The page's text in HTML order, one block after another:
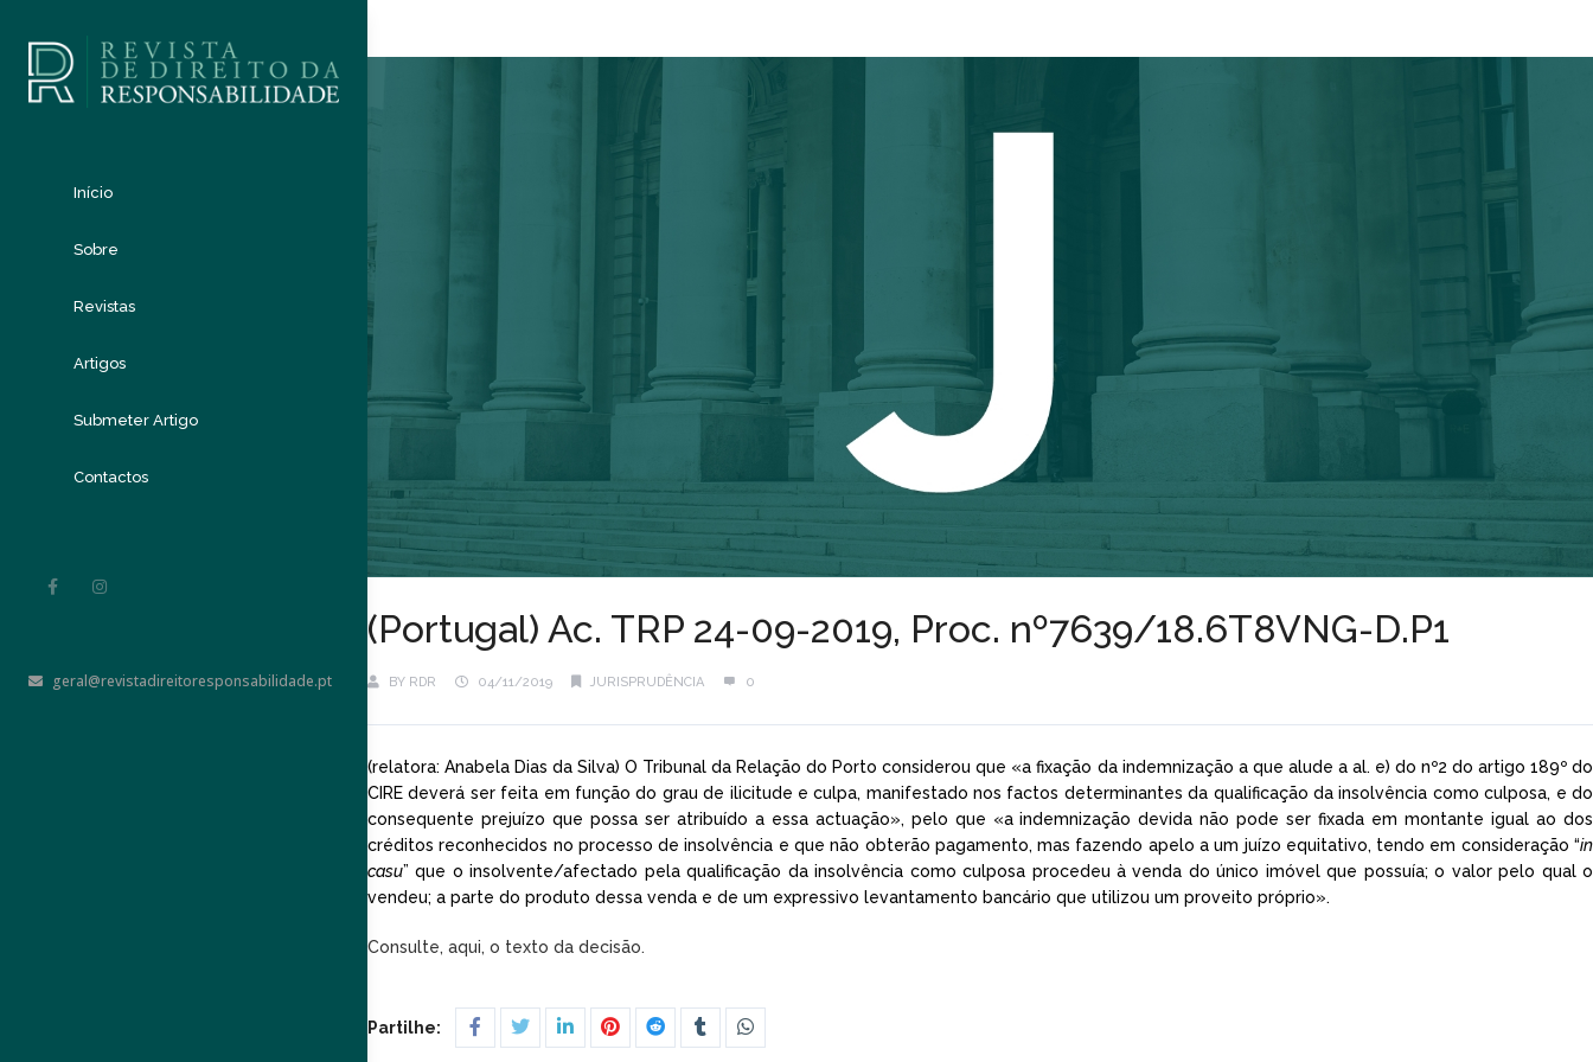
Início
Sobre
Revistas
Artigos
Submeter Artigo
Contactos
geral@revistadireitoresponsabilidade.pt
(Portugal) Ac. TRP 24-09-2019, Proc. nº7639/18.6T8VNG-D.P1
BY RDR 04/11/2019 JURISPRUDÊNCIA 0
(relatora: Anabela Dias da Silva) O Tribunal da Relação do Porto considerou que «a fixação da indemnização a que alude a al. e) do nº2 do artigo 189º do
CIRE deverá ser feita em função do grau de ilicitude e culpa, manifestado nos factos determinantes da qualificação da insolvência como culposa, e do
consequente prejuízo que possa ser atribuído a essa actuação», pelo que «a indemnização devida não pode ser fixada em montante igual ao dos
créditos reconhecidos no processo de insolvência e que não obterão pagamento, mas fazendo apelo a um juízo equitativo, tendo em consideração “in
casu” que o insolvente/afectado pela qualificação da insolvência como culposa procedeu à venda do único imóvel que possuía; o valor pelo qual o
vendeu; a parte do produto dessa venda e de um expressivo levantamento bancário que utilizou um proveito próprio».
Consulte, aqui, o texto da decisão.
Partilhe: